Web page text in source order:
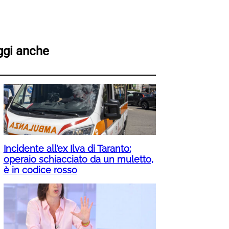
anche
Incidente all’ex Ilva di Taranto:
operaio schiacciato da un muletto,
è in codice rosso